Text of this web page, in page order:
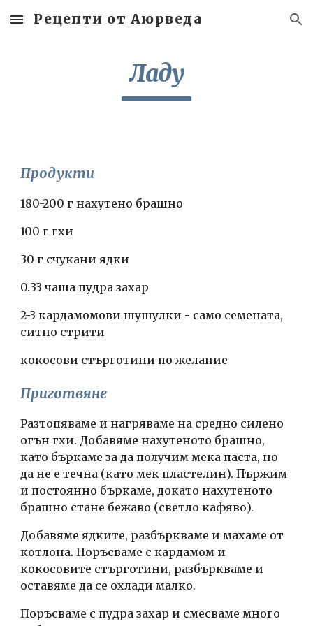
Skip to main content Skip to navigation
Рецепти от Аюрведа
Ладу
Продукти
180-200 г нахутено брашно
100 г гхи
30 г счукани ядки
0.33 чаша пудра захар
2-3 кардамомови шушулки - само семената,
ситно стрити
кокосови стърготини по желание
Приготвяне
Разтопяваме и нагряваме на средно силено
огън гхи. Добавяме нахутеното брашно,
като бъркаме за да получим мека паста, но
да не е течна (като мек пластелин). Пържим
и постоянно бъркаме, докато нахутеното
брашно стане бежаво (светло кафяво).
Добавяме ядките, разбъркваме и махаме от
котлона. Поръсваме с кардамом и
кокосовите стърготини, разбъркваме и
оставяме да се охлади малко.
Поръсваме с пудра захар и смесваме много